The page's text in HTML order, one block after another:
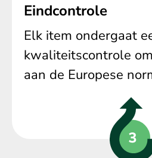
Eindcontrole
Elk item ondergaat
kwaliteitscontrole
aan de Europese